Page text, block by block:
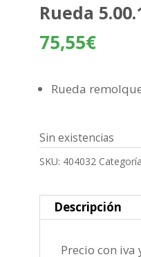
Rueda
75,55€
Rueda
Sin existencias
SKU: 404032
Descripción
Precio con